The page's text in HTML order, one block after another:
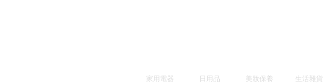
家用電器 日用品 美妝保養 生活雜貨